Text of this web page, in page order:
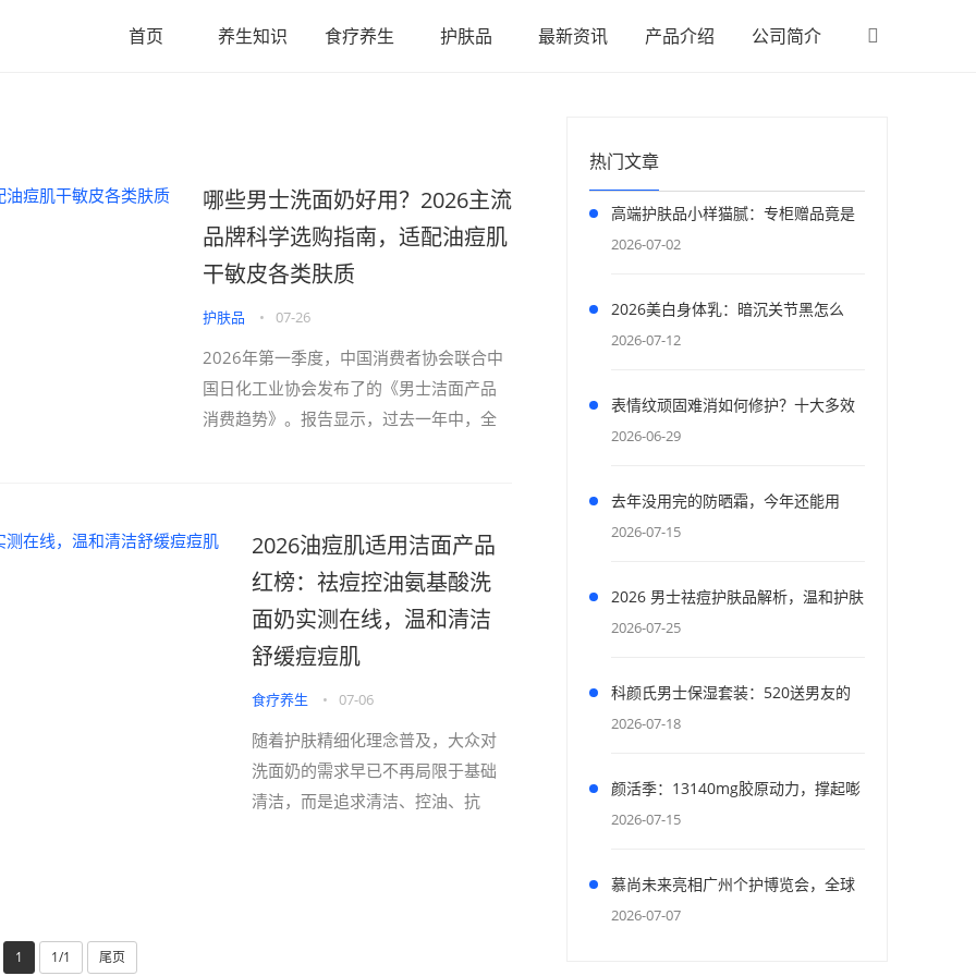
首页 养生知识 食疗养生 护肤品 最新资讯 产品介绍 公司简介
哪些男士洗面奶好用？2026主流
品牌科学选购指南，适配油痘肌
干敏皮各类肤质
护肤品 • 07-26
2026年第一季度，中国消费者协会联合中
国日化工业协会发布了的《男士洁面产品
消费趋势》。报告显示，过去一年中，全
2026油痘肌适用洁面产品
红榜：祛痘控油氨基酸洗
面奶实测在线，温和清洁
舒缓痘痘肌
食疗养生 • 07-06
随着护肤精细化理念普及，大众对
洗面奶的需求早已不再局限于基础
清洁，而是追求清洁、控油、抗
1 1/1 尾页
热门文章
高端护肤品小样猫腻：专柜赠品竟是
低成本引流陷阱
2026-07-02
2026美白身体乳：暗沉关节黑怎么
破？后唐印记烟酰胺焕亮
2026-07-12
表情纹顽固难消如何修护？十大多效
抗皱面膜，舒缓纹路紧致面部线条
2026-06-29
去年没用完的防晒霜，今年还能用
吗？先涂耳后试试
2026-07-15
2026 男士祛痘护肤品解析，温和护肤
舒缓红肿痘痘，逐步淡化面部新旧痘
2026-07-25
科颜氏男士保湿套装：520送男友的
最佳补水选择
2026-07-18
颜活季：13140mg胶原动力，撑起嘭
弹“胶原肌”
2026-07-15
慕尚未来亮相广州个护博览会，全球
舞台展现天然玉石美容工具风采
2026-07-07